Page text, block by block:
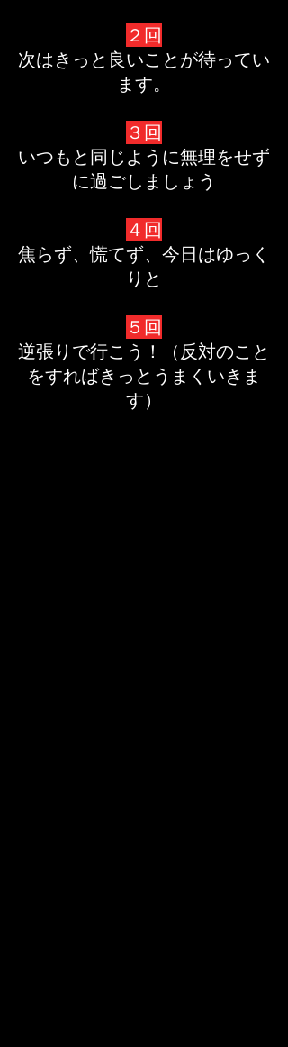
２回
次はきっと良いことが待ってい
ます。
３回
いつもと同じように無理をせず
に過ごしましょう
４回
焦らず、慌てず、今日はゆっく
りと
５回
逆張りで行こう！（反対のこと
をすればきっとうまくいきま
す）